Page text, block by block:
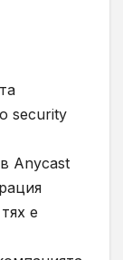
security
Anycast
е